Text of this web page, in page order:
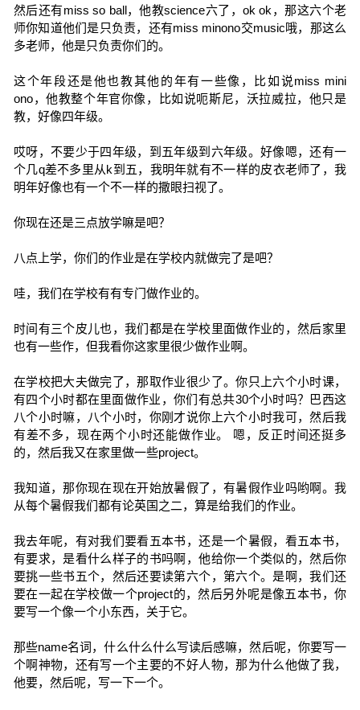
然后还有miss so ball，他教science六了，ok ok，那这六个老
师你知道他们是只负责，还有miss minono交music哦，那这么
多老师，他是只负责你们的。
这个年段还是他也教其他的年有一些像，比如说miss mini
ono，他教整个年官你像，比如说呃斯尼，沃拉威拉，他只是
教，好像四年级。
哎呀，不要少于四年级，到五年级到六年级。好像嗯，还有一
个几q差不多里从k到五，我明年就有不一样的皮衣老师了，我
明年好像也有一个不一样的撒眼扫视了。
你现在还是三点放学嘛是吧？
八点上学，你们的作业是在学校内就做完了是吧？
哇，我们在学校有有专门做作业的。
时间有三个皮儿也，我们都是在学校里面做作业的，然后家里
也有一些作，但我看你这家里很少做作业啊。
在学校把大夫做完了，那取作业很少了。你只上六个小时课，
有四个小时都在里面做作业，你们有总共30个小时吗？巴西这
八个小时嘛，八个小时，你刚才说你上六个小时我可，然后我
有差不多，现在两个小时还能做作业。 嗯，反正时间还挺多
的，然后我又在家里做一些project。
我知道，那你现在现在开始放暑假了，有暑假作业吗哟啊。我
从每个暑假我们都有论英国之二，算是给我们的作业。
我去年呢，有对我们要看五本书，还是一个暑假，看五本书，
有要求，是看什么样子的书吗啊，他给你一个类似的，然后你
要挑一些书五个，然后还要读第六个，第六个。是啊，我们还
要在一起在学校做一个project的，然后另外呢是像五本书，你
要写一个像一个小东西，关于它。
那些name名词，什么什么什么写读后感嘛，然后呢，你要写一
个啊神物，还有写一个主要的不好人物，那为什么他做了我，
他要，然后呢，写一下一个。